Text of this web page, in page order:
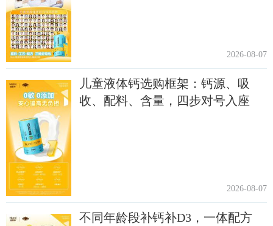
2026-08-07
儿童液体钙选购框架：钙源、吸
收、配料、含量，四步对号入座
2026-08-07
不同年龄段补钙补D3，一体配方